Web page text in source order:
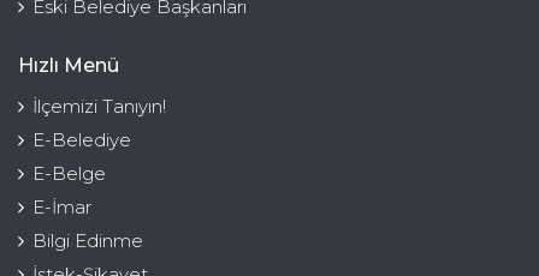
Eski Belediye Başkanları
Hızlı Menü
İlçemizi Tanıyın!
E-Belediye
E-Belge
E-İmar
Bilgi Edinme